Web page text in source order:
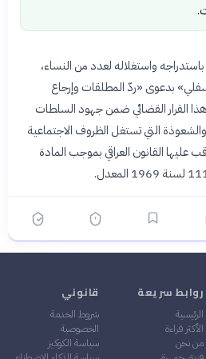
واستغلاله لعدد من النساء،
بدعوى «ردّ المطلقات وإرجاع
هذا القرار القضائي ضمن جهود السلطات
التي تستغل الظروف الاجتماعية
عليها القانون العراقي بموجب المادة
روابط سريعة
الرئيسية
الأكثر قراءة
من نحن
قانوني
شروط الخدمة
الخصوصية
سياسة الكوكيز